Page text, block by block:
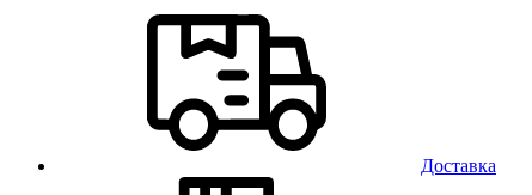
Доставка